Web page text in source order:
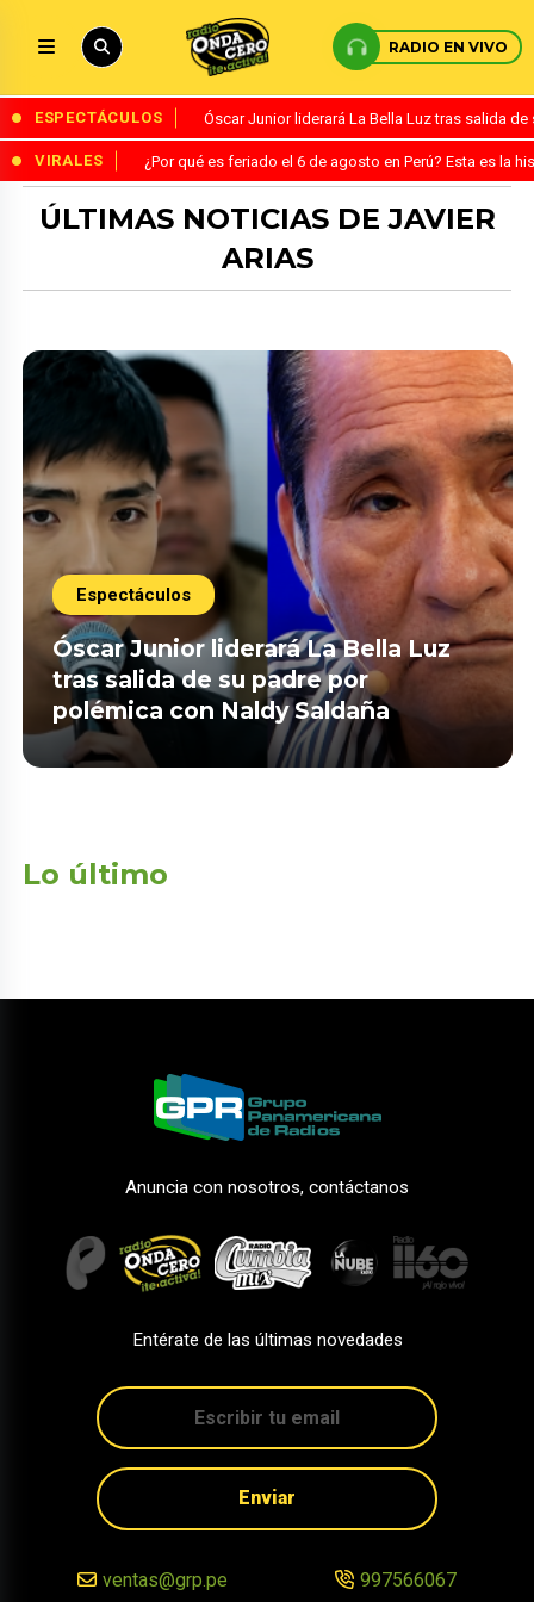
RADIO EN VIVO
ESPECTÁCULOS Óscar Junior liderará La Bella Luz tras salida
VIRALES ¿Por qué es feriado el 6 de agosto en Perú? Esta es la
ÚLTIMAS NOTICIAS DE JAVIER
ARIAS
Espectáculos
Óscar Junior liderará La Bella Luz
tras salida de su padre por
polémica con Naldy Saldaña
Lo último
Anuncia con nosotros, contáctanos
Entérate de las últimas novedades
Enviar
ventas@grp.pe 997566067